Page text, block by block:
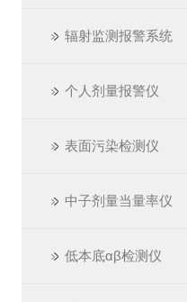
辐射监测报警系统
个人剂量报警仪
表面污染检测仪
中子剂量当量率仪
低本底αβ检测仪